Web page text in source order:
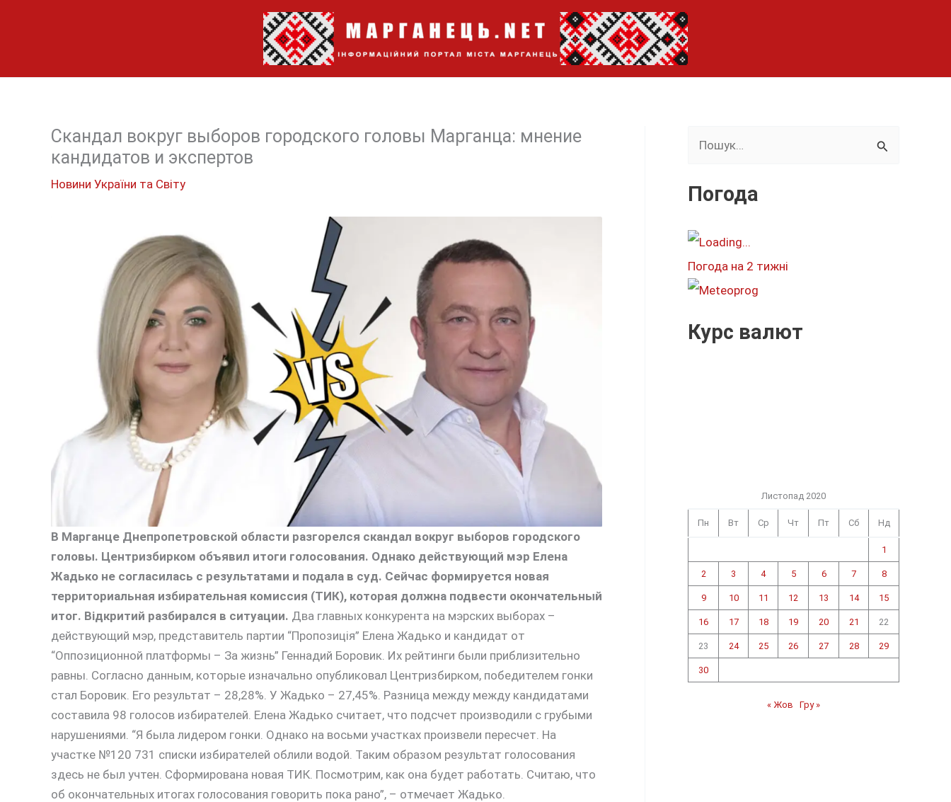
Скандал вокруг выборов городского головы Марганца: мнение
кандидатов и экспертов
Новини України та Світу
В Марганце Днепропетровской области разгорелся скандал вокруг выборов городского
головы. Центризбирком объявил итоги голосования. Однако действующий мэр Елена
Жадько не согласилась с результатами и подала в суд. Сейчас формируется новая
территориальная избирательная комиссия (ТИК), которая должна подвести окончательный
итог. Відкритий разбирался в ситуации. Два главных конкурента на мэрских выборах –
действующий мэр, представитель партии “Пропозиція” Елена Жадько и кандидат от
“Оппозиционной платформы – За жизнь” Геннадий Боровик. Их рейтинги были приблизительно
равны. Согласно данным, которые изначально опубликовал Центризбирком, победителем гонки
стал Боровик. Его результат – 28,28%. У Жадько – 27,45%. Разница между между кандидатами
составила 98 голосов избирателей. Елена Жадько считает, что подсчет производили с грубыми
нарушениями. “Я была лидером гонки. Однако на восьми участках произвели пересчет. На
участке №120 731 списки избирателей облили водой. Таким образом результат голосования
здесь не был учтен. Сформирована новая ТИК. Посмотрим, как она будет работать. Считаю, что
об окончательных итогах голосования говорить пока рано”, – отмечает Жадько.
к
т
:
Погода
Погода на 2 тижні
Курс валют
Листопад 2020
Пн Вт Ср Чт Пт Сб Нд
1
2 3 4 5 6 7 8
9 10 11 12 13 14 15
16 17 18 19 20 21 22
23 24 25 26 27 28 29
30
« Жов Гру »